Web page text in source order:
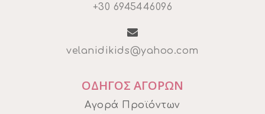
+30 6945446096
velanidikids@yahoo.com
ΟΔΗΓΟΣ ΑΓΟΡΩΝ
Αγορά Προϊόντων